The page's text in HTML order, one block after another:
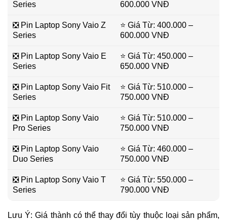
Series
600.000 VNĐ
❎ Pin Laptop Sony Vaio Z
Series
⭐ Giá Từ: 400.000 –
600.000 VNĐ
❎ Pin Laptop Sony Vaio E
Series
⭐ Giá Từ: 450.000 –
650.000 VNĐ
❎ Pin Laptop Sony Vaio Fit
Series
⭐ Giá Từ: 510.000 –
750.000 VNĐ
❎ Pin Laptop Sony Vaio
Pro Series
⭐ Giá Từ: 510.000 –
750.000 VNĐ
❎ Pin Laptop Sony Vaio
Duo Series
⭐ Giá Từ: 460.000 –
750.000 VNĐ
❎ Pin Laptop Sony Vaio T
Series
⭐ Giá Từ: 550.000 –
790.000 VNĐ
Lưu Ý: Giá thành có thể thay đổi tùy thuộc loại sản phẩm,